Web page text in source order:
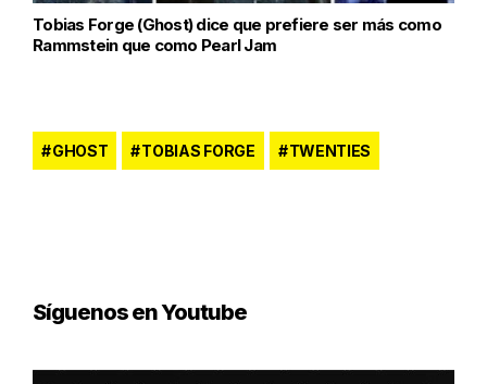
Tobias Forge (Ghost) dice que prefiere ser más como
Rammstein que como Pearl Jam
GHOST TOBIAS FORGE TWENTIES
Síguenos en Youtube